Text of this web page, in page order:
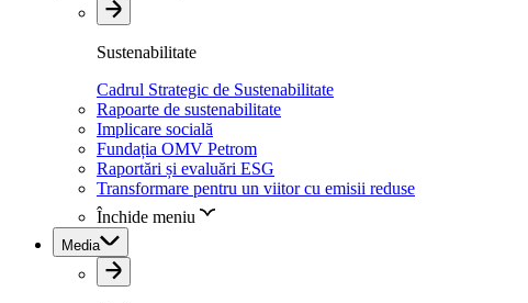
Sustenabilitate
Cadrul Strategic de Sustenabilitate
Rapoarte de sustenabilitate
Implicare socială
Fundația OMV Petrom
Raportări și evaluări ESG
Transformare pentru un viitor cu emisii reduse
Închide meniu
Media